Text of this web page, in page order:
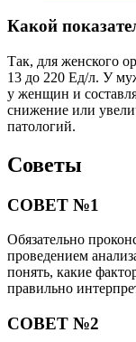
Какой
Так, для женского
13 до 220 Ед/л. У
у женщин и
снижение или
патологий.
Советы
СОВЕТ №1
Обязательно
проведением
понять, какие
правильно
СОВЕТ №2